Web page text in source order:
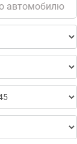
автомобилю